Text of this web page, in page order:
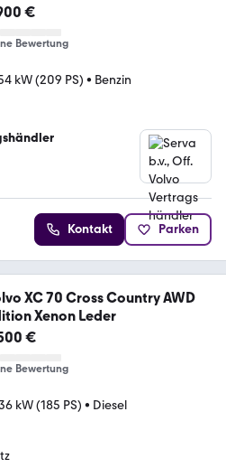
€
Bewertung
kW (209 PS) • Benzin
Kontakt Parken
XC 70 Cross Country AWD
Xenon Leder
€
Bewertung
kW (185 PS) • Diesel